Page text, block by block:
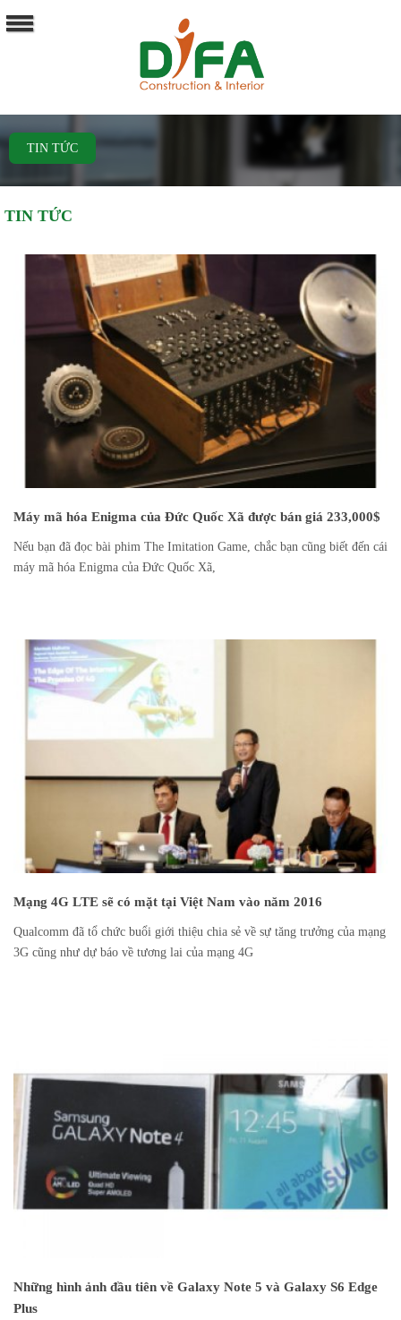
TIN TỨC
TIN TỨC
Máy mã hóa Enigma của Đức Quốc Xã được bán giá 233,000$
Nếu bạn đã đọc bài phim The Imitation Game, chắc bạn cũng biết đến cái
máy mã hóa Enigma của Đức Quốc Xã,
Mạng 4G LTE sẽ có mặt tại Việt Nam vào năm 2016
Qualcomm đã tổ chức buổi giới thiệu chia sẻ về sự tăng trưởng của mạng
3G cũng như dự báo về tương lai của mạng 4G
Những hình ảnh đầu tiên về Galaxy Note 5 và Galaxy S6 Edge
Plus